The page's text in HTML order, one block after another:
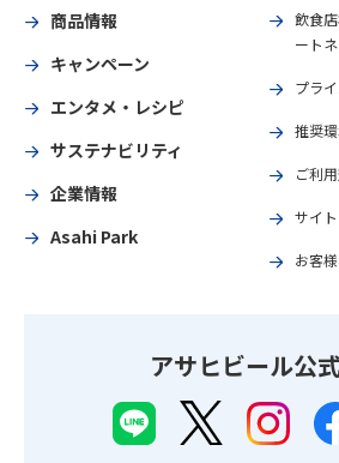
商品情報
キャンペーン
エンタメ・レシピ
サステナビリティ
企業情報
Asahi Park
飲食
ートネ
プラ
推奨
ご利
サイ
お客
アサヒビール公